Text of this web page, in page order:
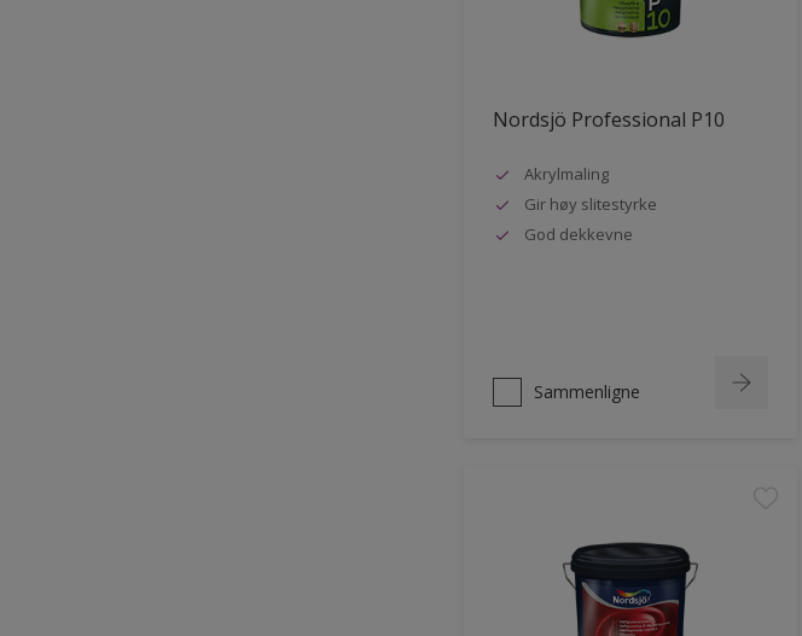
Nordsjö Professional P10
Akrylmaling
Gir høy slitestyrke
God dekkevne
Sammenligne